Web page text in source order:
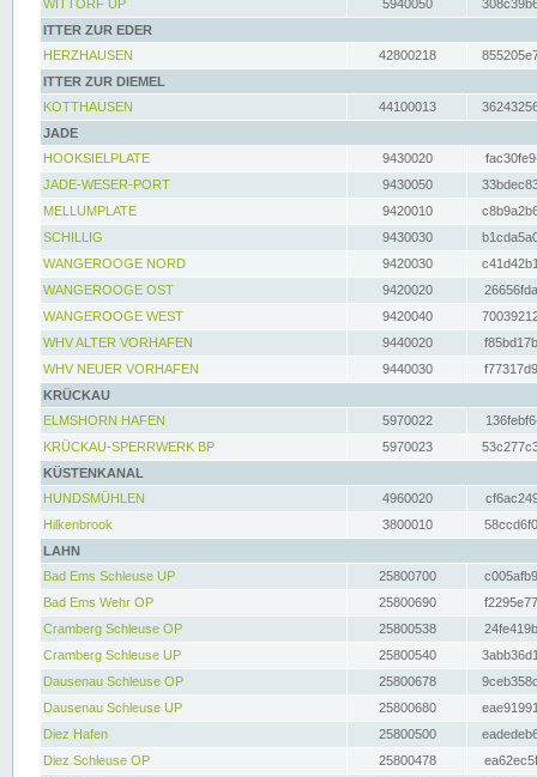
WITTORF UP
5940050
ITTER ZUR EDER
HERZHAUSEN
42800218
ITTER ZUR DIEMEL
KOTTHAUSEN
44100013
JADE
HOOKSIELPLATE
9430020
JADE-WESER-PORT
9430050
MELLUMPLATE
9420010
SCHILLIG
9430030
WANGEROOGE NORD
9420030
WANGEROOGE OST
9420020
WANGEROOGE WEST
9420040
WHV ALTER VORHAFEN
9440020
WHV NEUER VORHAFEN
9440030
KRÜCKAU
ELMSHORN HAFEN
5970022
KRÜCKAU-SPERRWERK BP
5970023
KÜSTENKANAL
HUNDSMÜHLEN
4960020
Hilkenbrook
3800010
LAHN
Bad Ems Schleuse UP
25800700
Bad Ems Wehr OP
25800690
Cramberg Schleuse OP
25800538
Cramberg Schleuse UP
25800540
Dausenau Schleuse OP
25800678
Dausenau Schleuse UP
25800680
Diez Hafen
25800500
Diez Schleuse OP
25800478